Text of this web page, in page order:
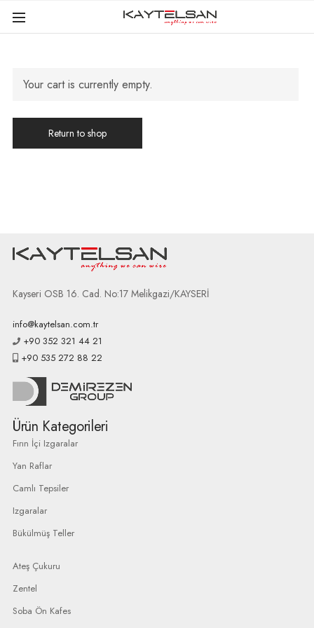
Your cart is currently empty.
Return to shop
Kayseri OSB 16. Cad. No:17 Melikgazi/KAYSERİ
info@kaytelsan.com.tr
+90 352 321 44 21
+90 535 272 88 22
Ürün Kategorileri
Fırın İçi Izgaralar
Yan Raflar
Camlı Tepsiler
Izgaralar
Bükülmüş Teller
Ateş Çukuru
Zentel
Soba Ön Kafes